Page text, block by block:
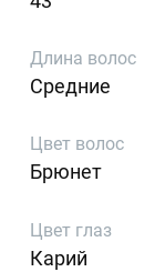
Длина волос
Средние
Цвет волос
Брюнет
Цвет глаз
Карий